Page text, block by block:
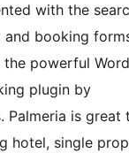
with the
and booking
powerful
plugin by
Palmeria is great
hotel, single